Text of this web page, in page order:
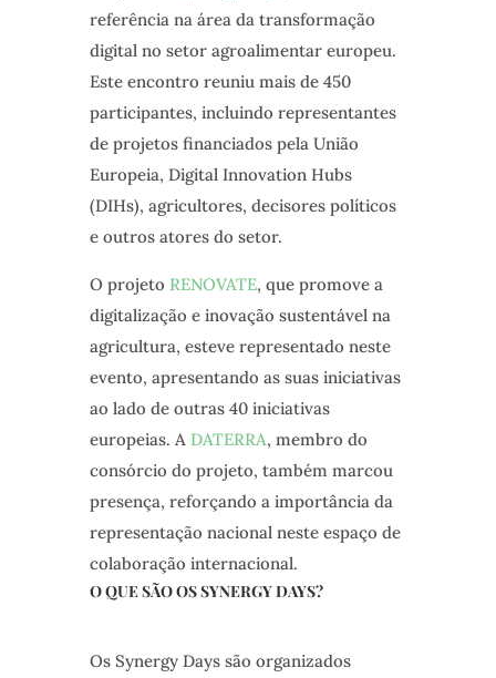
referência na área da transformação
digital no setor agroalimentar europeu.
Este encontro reuniu mais de 450
participantes, incluindo representantes
de projetos financiados pela União
Europeia, Digital Innovation Hubs
(DIHs), agricultores, decisores políticos
e outros atores do setor.
O projeto RENOVATE, que promove a
digitalização e inovação sustentável na
agricultura, esteve representado neste
evento, apresentando as suas iniciativas
ao lado de outras 40 iniciativas
europeias. A DATERRA, membro do
consórcio do projeto, também marcou
presença, reforçando a importância da
representação nacional neste espaço de
colaboração internacional.
O QUE SÃO OS SYNERGY DAYS?
Os Synergy Days são organizados